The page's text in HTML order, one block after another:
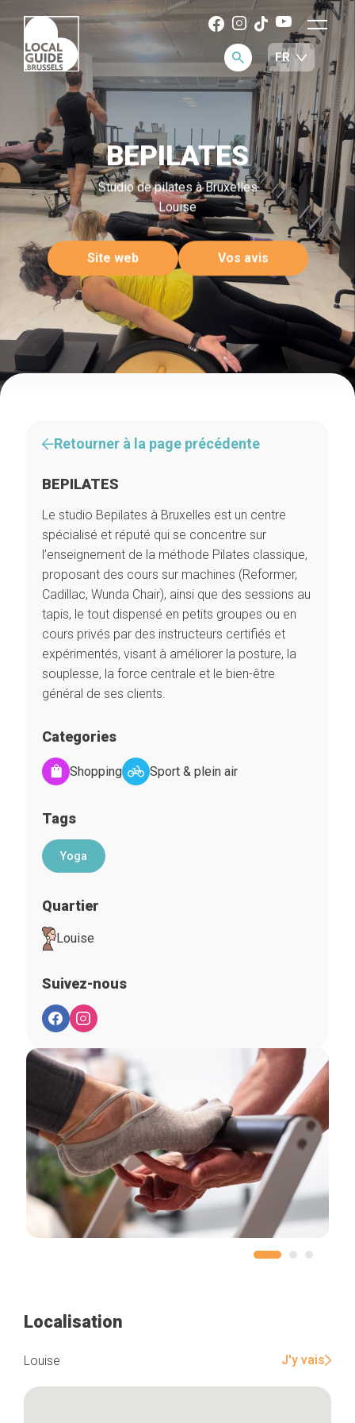
BEPILATES
Studio de pilates à Bruxelles
Louise
Site web Vos avis
Retourner à la page précédente
BEPILATES
Le studio Bepilates à Bruxelles est un centre
spécialisé et réputé qui se concentre sur
l’enseignement de la méthode Pilates classique,
proposant des cours sur machines (Reformer,
Cadillac, Wunda Chair), ainsi que des sessions au
tapis, le tout dispensé en petits groupes ou en
cours privés par des instructeurs certifiés et
expérimentés, visant à améliorer la posture, la
souplesse, la force centrale et le bien-être
général de ses clients.
Categories
Shopping Sport & plein air
Tags
Yoga
Quartier
Louise
Suivez-nous
Localisation
Louise J'y vais